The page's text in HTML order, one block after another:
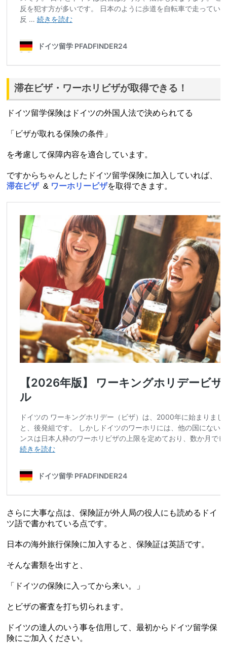
滞在ビザ・ワーホリビザが取得できる！
ドイツ留学保険はドイツの外国人法で決められてる
「ビザが取れる保険の条件」
を考慮して保障内容を適合しています。
ですからちゃんとしたドイツ留学保険に加入していれば、
滞在ビザ& ワーホリービザを取得できます。
さらに大事な点は、保険証が外人局の役人にも読めるドイ
ツ語で書かれている点です。
日本の海外旅行保険に加入すると、保険証は英語です。
そんな書類を出すと、
「ドイツの保険に入ってから来い。」
とビザの審査を打ち切られます。
ドイツの達人のいう事を信用して、最初からドイツ留学保
険にご加入ください。